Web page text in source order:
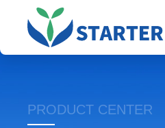
PRODUCT CENTER